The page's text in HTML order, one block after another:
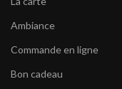
Ambiance
Commande en ligne
Bon cadeau